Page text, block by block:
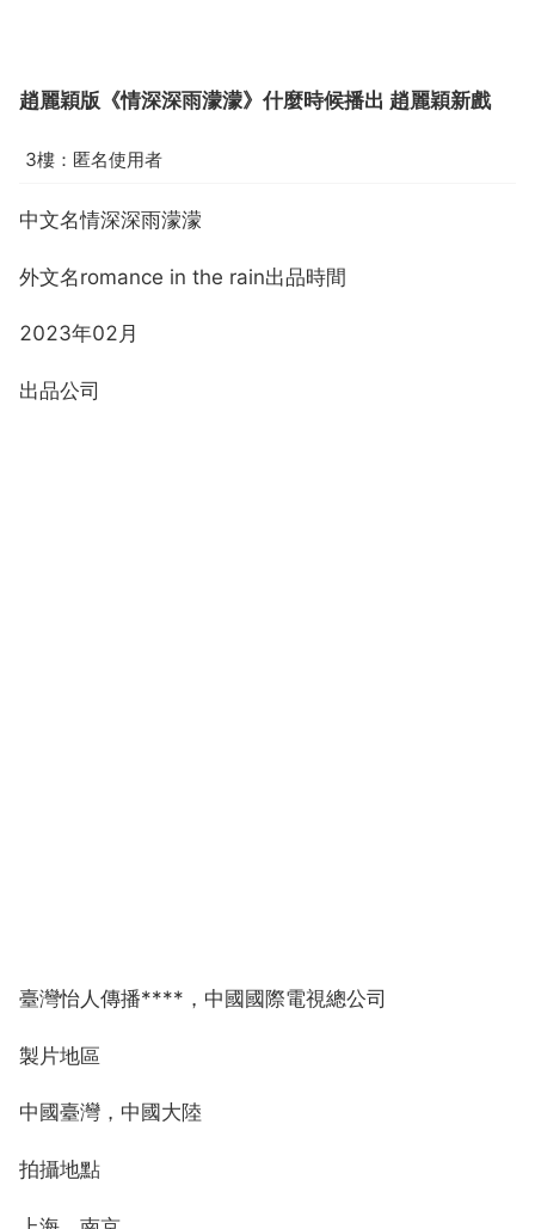
趙麗穎版《情深深雨濛濛》什麼時候播出 趙麗穎新戲
3樓：匿名使用者
中文名情深深雨濛濛
外文名romance in the rain出品時間
2023年02月
出品公司
臺灣怡人傳播****，中國國際電視總公司
製片地區
中國臺灣，中國大陸
拍攝地點